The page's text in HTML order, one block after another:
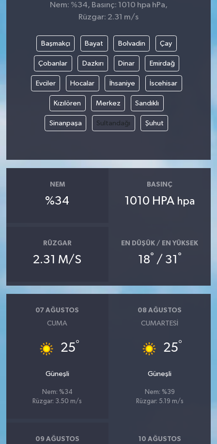
Nem: %34, Basınç: 1010 hpa hPa,
Rüzgar: 2.31 m/s
Başmakçı Bayat Bolvadin Çay
Çobanlar Dazkırı Dinar Emirdağ
Evciler Hocalar İhsaniye İscehisar
Kızılören Merkez Sandıklı
Sinanpaşa Sultandağı Şuhut
NEM
%34
BASINÇ
1010 HPA hpa
RÜZGAR
2.31 M/S
EN DÜŞÜK / EN YÜKSEK
18° / 31 °
07 AĞUSTOS
CUMA
25°
Güneşli
Nem: %34
Rüzgar: 3.50 m/s
08 AĞUSTOS
CUMARTESI
25°
Güneşli
Nem: %39
Rüzgar: 5.19 m/s
09 AĞUSTOS 10 AĞUSTOS